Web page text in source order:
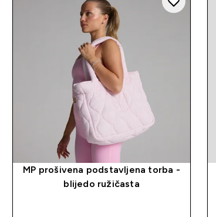
MP prošivena podstavljena torba -
blijedo ružičasta